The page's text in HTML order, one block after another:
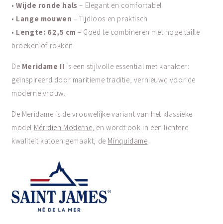
•Wijde ronde hals – Elegant en comfortabel
• Lange mouwen – Tijdloos en praktisch
• Lengte: 62,5 cm – Goed te combineren met hoge taille
broeken of rokken
De Meridame II is een stijlvolle essential met karakter:
geïnspireerd door maritieme traditie, vernieuwd voor de
moderne vrouw.
De Meridame is de vrouwelijke variant van het klassieke
model Méridien Moderne, en wordt ook in een lichtere
kwaliteit katoen gemaakt, de Minquidame.